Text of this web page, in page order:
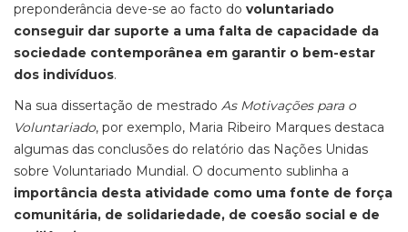
preponderância deve-se ao facto do voluntariado
conseguir dar suporte a uma falta de capacidade da
sociedade contemporânea em garantir o bem-estar
dos indivíduos.
Na sua dissertação de mestrado As Motivações para o
Voluntariado, por exemplo, Maria Ribeiro Marques destaca
algumas das conclusões do relatório das Nações Unidas
sobre Voluntariado Mundial. O documento sublinha a
importância desta atividade como uma fonte de força
comunitária, de solidariedade, de coesão social e de